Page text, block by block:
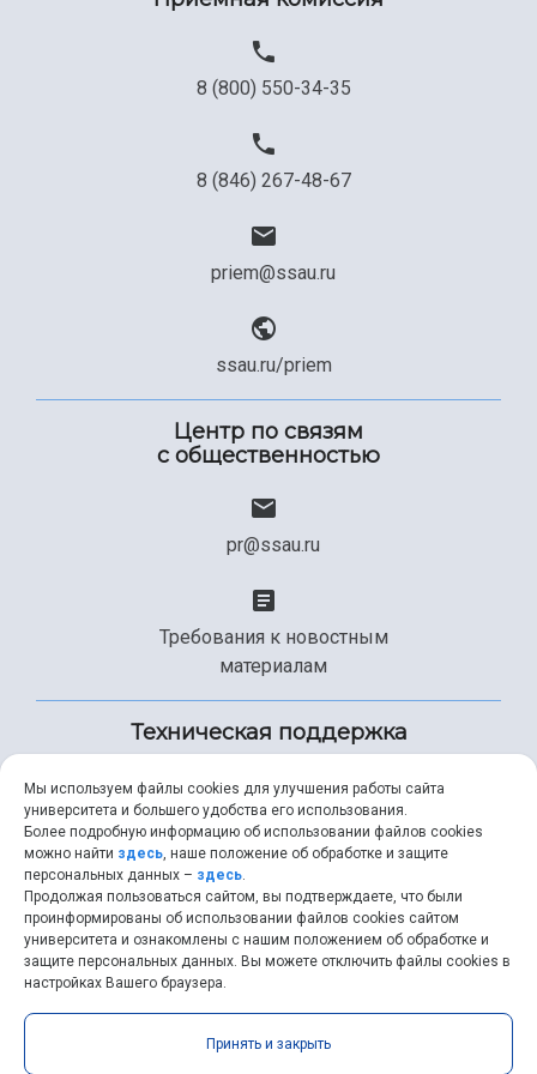
Официальные документы
8 (800) 550-34-35
8 (846) 267-48-67
priem@ssau.ru
ssau.ru/priem
Центр по связям
с общественностью
pr@ssau.ru
Требования к новостным
материалам
Техническая поддержка
+7 (846) 267-49-99
help@ssau.ru
Самарский университет © 2026 |ssau.ru
RSS
Мы используем файлы cookies для улучшения работы сайта
университета и большего удобства его использования.
Более подробную информацию об использовании файлов cookies
можно найти здесь, наше положение об обработке и защите
персональных данных – здесь.
Продолжая пользоваться сайтом, вы подтверждаете, что были
проинформированы об использовании файлов cookies сайтом
университета и ознакомлены с нашим положением об обработке и
защите персональных данных. Вы можете отключить файлы cookies в
настройках Вашего браузера.
Принять и закрыть